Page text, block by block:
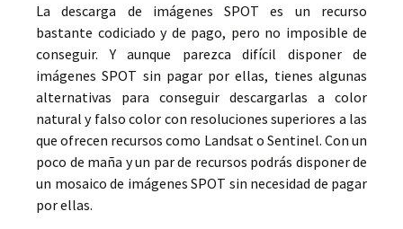
La descarga de imágenes SPOT es un recurso
bastante codiciado y de pago, pero no imposible de
conseguir. Y aunque parezca difícil disponer de
imágenes SPOT sin pagar por ellas, tienes algunas
alternativas para conseguir descargarlas a color
natural y falso color con resoluciones superiores a las
que ofrecen recursos como Landsat o Sentinel. Con un
poco de maña y un par de recursos podrás disponer de
un mosaico de imágenes SPOT sin necesidad de pagar
por ellas.